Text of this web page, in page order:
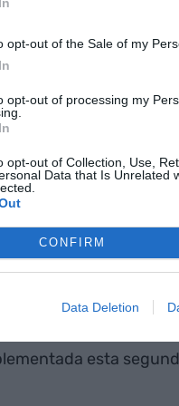
opt-out of the Sale of my
opt-out of processing my
opt-out of Collection, Use,
Data that Is Unrelated
CONFIRM
Data Deletion
principal
que
en el
no son los
Se añaden
y artículos de
inicial era ir más allá
de terceros.
consultas
inicios se
esta